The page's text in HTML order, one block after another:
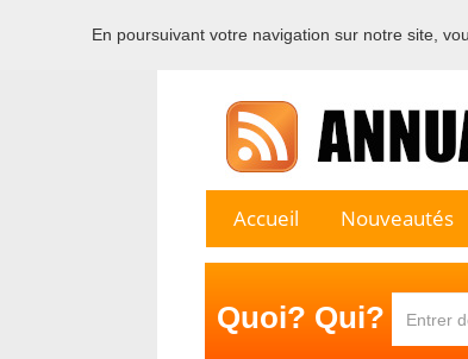
Accueil Nouveautés
Quoi? Qui?
En poursuivant votre navigation sur notre site,